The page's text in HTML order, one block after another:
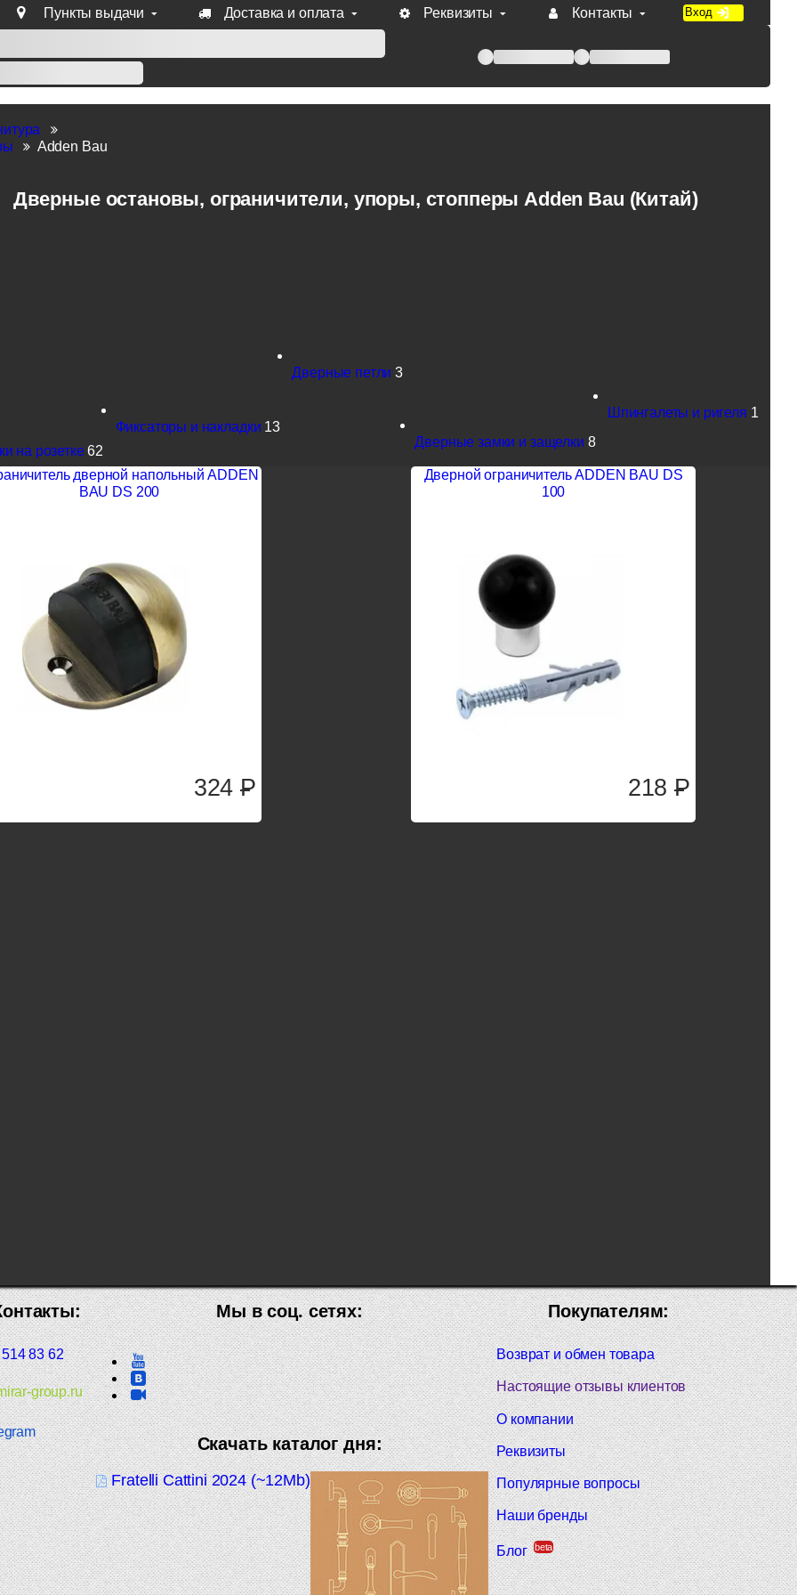
Пункты выдачи Доставка и оплата Реквизиты Контакты Вход
продукции Venezia, Fratelli, Tupai, Extreza, Melodia, Forme при оплате по счету.
Adden Bau
Дверные остановы, ограничители, упоры, стопперы Adden Bau (Китай)
на розетке 62
Фиксаторы и накладки 13
Дверные петли 3
Дверные замки и защелки 8
Шпингалеты и ригеля 1
дверной напольный ADDEN
BAU DS 200
324P
Дверной ограничитель ADDEN BAU DS
100
218P
Покупателям:
Возврат и обмен товара
Настоящие отзывы клиентов
О компании
Реквизиты
Популярные вопросы
Наши бренды
Блог beta
Мы в соц. сетях:
Скачать каталог дня:
Fratelli Cattini 2024 (~12Mb)
83 62
group.ru